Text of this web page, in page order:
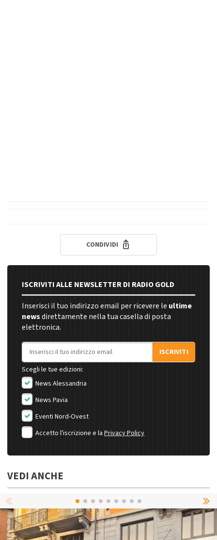
CONDIVIDI
ISCRIVITI ALLE NEWSLETTER DI RADIO GOLD
Inserisci il tuo indirizzo email per ricevere le ultime
newsdirettamente nella tua casella di posta
elettronica.
Indirizzo email
ISCRIVITI
Scegli le tue edizioni:
News Alessandria
News Pavia
Eventi Nord-Ovest
Accetto l'iscrizione e la Privacy Policy
VEDI ANCHE